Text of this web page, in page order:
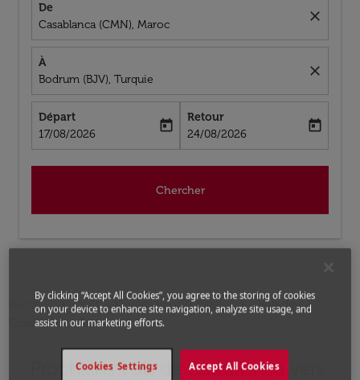
De
Casablanca (CMN), Maroc
close
À
Bodrum (BJV), Turquie
close
Départ
fc-booking-departure-date-aria-label
17/08/2026
today
Retour
fc-booking-return-date-aria-label
24/08/2026
today
Chercher
Accueil Vols Vols pour Turquie
Vols de
Casablanca a Bodrum
Prochains Vols de Casablanca vers
By clicking “Accept All Cookies”, you agree to the storing of cookies
on your device to enhance site navigation, analyze site usage, and
assist in our marketing efforts.
Accept All Cookies
Cookies Settings